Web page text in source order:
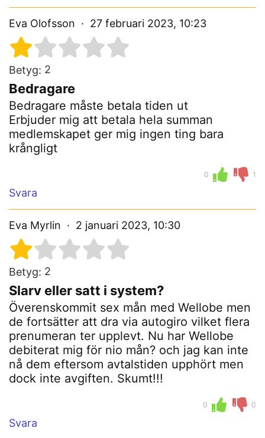
Eva Olofsson 27 februari 2023, 10:23
Betyg: 2
Bedragare
Bedragare måste betala tiden ut
Erbjuder mig att betala hela summan
medlemskapet ger mig ingen ting bara
krångligt
0 1
Svara
Eva Myrlin 2 januari 2023, 10:30
Betyg: 2
Slarv eller satt i system?
Överenskommit sex mån med Wellobe men
de fortsätter att dra via autogiro vilket flera
prenumeran ter upplevt. Nu har Wellobe
debiterat mig för nio mån? och jag kan inte
nå dem eftersom avtalstiden upphört men
dock inte avgiften. Skumt!!!
0 0
Svara